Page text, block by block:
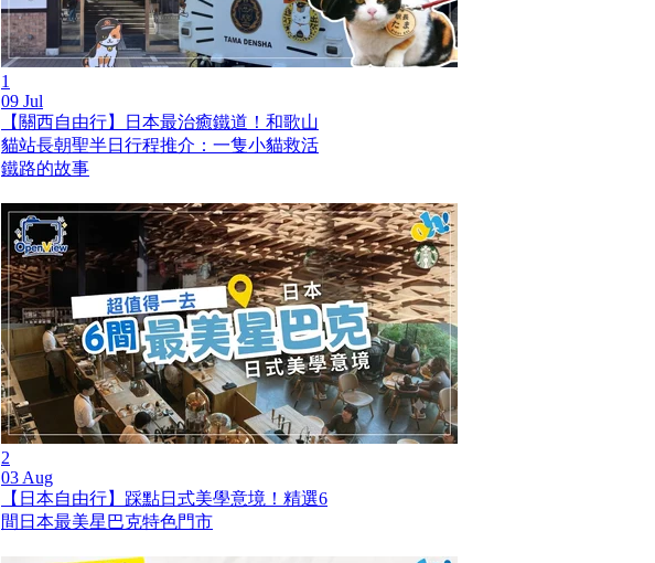
1
09 Jul
【關西自由行】日本最治癒鐵道！和歌山
貓站長朝聖半日行程推介：一隻小貓救活
鐵路的故事
2
03 Aug
【日本自由行】踩點日式美學意境！精選6
間日本最美星巴克特色門市